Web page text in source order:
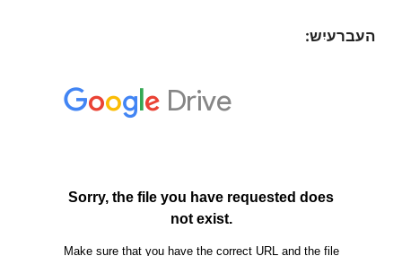
העברעיִש: